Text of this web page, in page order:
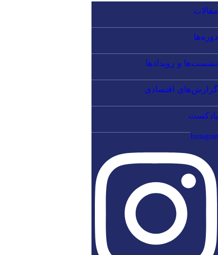
مقالات
دوره‌ها
نشست‌ها و رویدادها
گزارش‌های اقتصادی
پادکست